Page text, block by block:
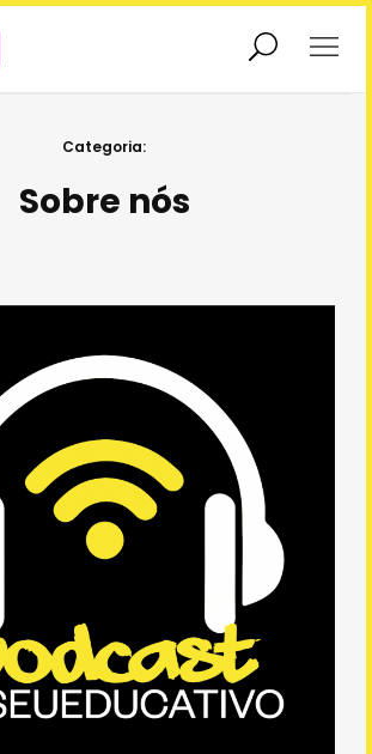
Educadores
Sobre o Projeto
Sobre o IBC
Categoria:
Sobre nós